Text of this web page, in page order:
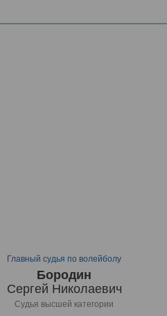
Главный судья по волейболу
Бородин
Сергей Николаевич
Судья высшей категории